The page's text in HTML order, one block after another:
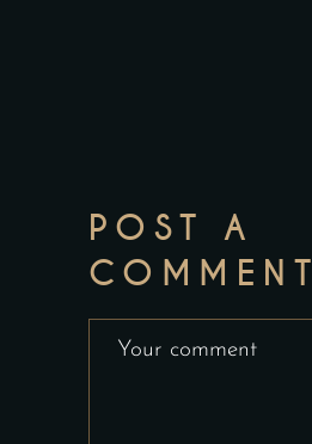
POST A
COMMENT